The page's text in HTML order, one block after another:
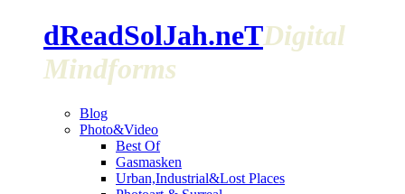
dReadSolJah.neTDigital
Mindforms
Blog
Photo&Video
Best Of
Gasmasken
Urban,Industrial&Lost Places